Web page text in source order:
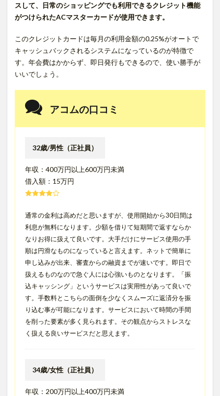
スして、日常のショッピングでも利用できるクレジット機能
がつけられたACマスターカードが使用できます。
このクレジットカードは毎月の利用金額の0.25%がオートで
キャッシュバックされるシステムになっているのが特徴で
す。年会費はかからず、即日発行もできるので、使い勝手が
いいでしょう。
アコムの口コミ
32歳/男性（正社員）
年収：400万円以上600万円未満
借入額：15万円
通常の金利は高めだと思いますが、使用開始から30日間は
利息が無料になります。少額を借りて短期間で返すならか
なりお得に扱えて良いです。大手だけにサービス使用の手
順は円滑なものになっていると言えます。ネットで簡単に
申し込みが出来、審査からの融資までが速いです。即日で
扱えるものなので急ぐ人には心強いものとなります。「振
込キャッシング」というサービスは実用性があって良いで
す。手数料とこちらの面倒を少なくスムーズに返済分を振
り込む事が可能になります。サービスにおいて時間の手間
を削った要素が多く見られます。その観点からストレスな
く扱える良いサービスだと思えます。
34歳/女性（正社員）
年収：200万円以上400万円未満